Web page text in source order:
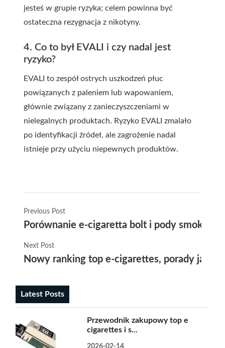
jesteś w grupie ryzyka; celem powinna być
ostateczna rezygnacja z nikotyny.
4. Co to był EVALI i czy nadal jest
ryzyko?
EVALI to zespół ostrych uszkodzeń płuc
powiązanych z paleniem lub wapowaniem,
głównie związany z zanieczyszczeniami w
nielegalnych produktach. Ryzyko EVALI zmalało
po identyfikacji źródeł, ale zagrożenie nadal
istnieje przy użyciu niepewnych produktów.
Previous Post
Porównanie e-cigaretta bolt i pody smok
Next Post
Nowy ranking top e-cigarettes, porady jak
Latest Posts
Przewodnik zakupowy top e
cigarettes i s...
2026-02-14